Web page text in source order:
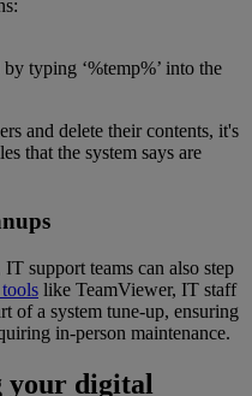
typing ‘%temp%’ into the
and delete their contents, it's
that the system says are
support teams can also step
like TeamViewer, IT staff
of a system tune-up, ensuring
in-person maintenance.
your digital